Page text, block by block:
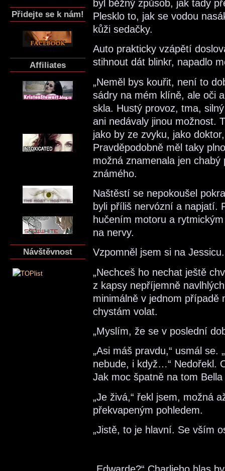
Přidejte se k nám!
Affiliates
Návštěvnost
byl běžný způsob, jak tady
Plesklo to, jak se vodou
kůži sedačky.
Auto prakticky vzápětí
stihnout dát blinkr, napadlo
„Neměl bys kouřit, není to
sádry na mém klíně, ale oči
skla. Hustý provoz, tma,
ani nedávaly jinou možnost.
jako by ze zvyku, jako
Pravděpodobně měl taky
možná znamenala jen
známého.
Naštěstí se nepokoušel
byli příliš nervózní a napjatí.
hučením motoru a
na nervy.
Vzpomněl jsem si na
„Nechceš ho nechat ještě
z kapsy nepříjemně
minimálně v jednom případě
chystám volat.
„Myslím, že se v poslední
„Asi máš pravdu,“ usmál se.
nebude, i když…“ Nedořekl.
Jak moc špatně na tom Bella
„Je živá,“ řekl jsem, možná
překvapeným pohledem.
„Jistě, to je hlavní. Se vším